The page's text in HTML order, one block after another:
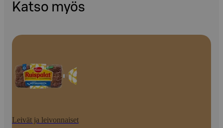
Katso myös
Leivät ja leivonnaiset